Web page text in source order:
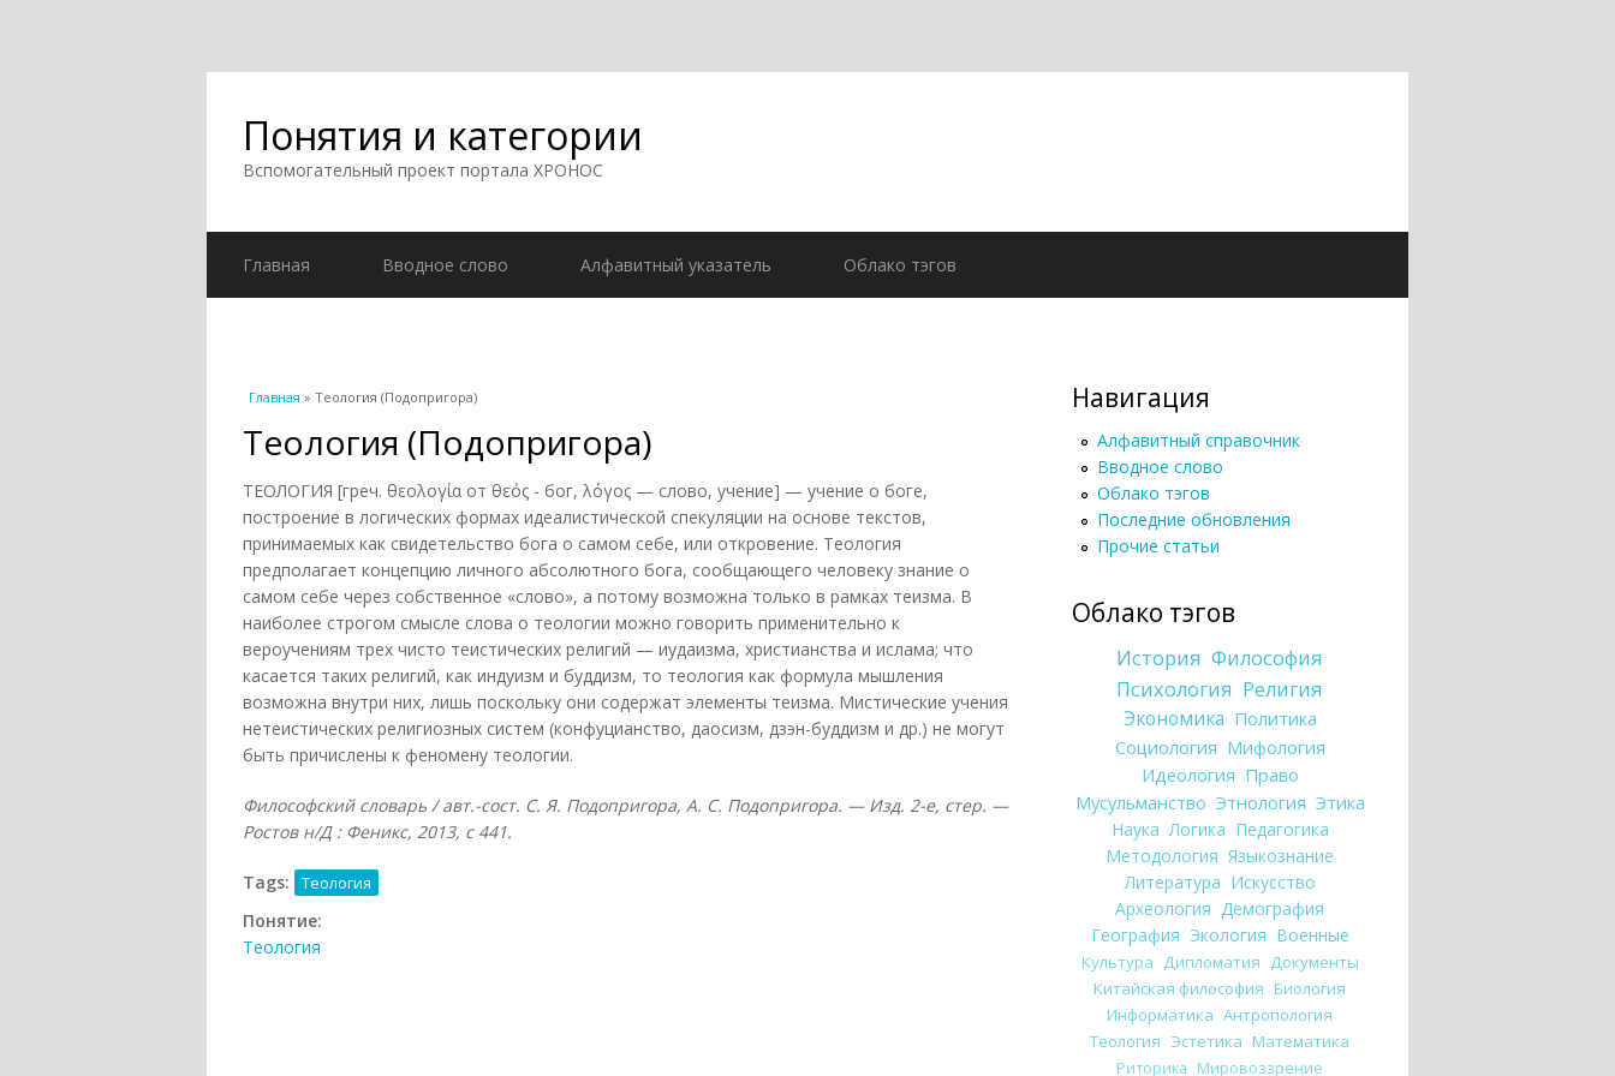
Понятия и категории
Вспомогательный проект портала ХРОНОС
Главная Вводное слово Алфавитный указатель Облако тэгов
Вы здесь
Главная » Теология (Подопригора)
Теология (Подопригора)
ТЕОЛОГИЯ [греч. θεολογία от θεός - бог, λόγος — слово, учение] — учение о боге,
построение в логических формах идеалистической спекуляции на основе текстов,
принимаемых как свидетельство бога о самом себе, или откровение. Теология
предполагает концепцию личного абсолютного бога, сообщающего человеку знание о
самом себе через собственное «слово», а потому возможна только в рамках теизма. В
наиболее строгом смысле слова о теологии можно говорить применительно к
вероучениям трех чисто теистических религий — иудаизма, христианства и ислама; что
касается таких религий, как индуизм и буддизм, то теология как формула мышления
возможна внутри них, лишь поскольку они содержат элементы теизма. Мистические учения
нетеистических религиозных систем (конфуцианство, даосизм, дзэн-буддизм и др.) не могут
быть причислены к феномену теологии.
Философский словарь / авт.-сост. С. Я. Подопригора, А. С. Подопригора. — Изд. 2-е, стер. —
Ростов н/Д : Феникс, 2013, с 441.
Tags: Теология
Понятие:
Теология
Навигация
Алфавитный справочник
Вводное слово
Облако тэгов
Последние обновления
Прочие статьи
Облако тэгов
История Философия
Психология Религия
Экономика Политика
Социология Мифология
Идеология Право
Мусульманство Этнология Этика
Наука Логика Педагогика
Методология Языкознание
Литература Искусство
Археология Демография
География Экология Военные
Культура Дипломатия Документы
Китайская философия Биология
Информатика Антропология
Теология Эстетика Математика
Риторика Мировоззрение